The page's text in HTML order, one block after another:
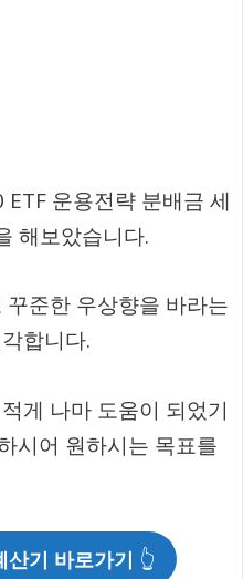
운용전략 분배금 세
해보았습니다.
준한 우상향을 바라는
합니다.
게 나마 도움이 되었기
시어 원하시는 목표를
산기 바로가기 👆